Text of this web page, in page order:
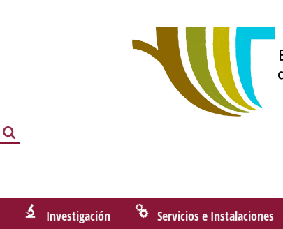
Investigación Servicios e Instalaciones